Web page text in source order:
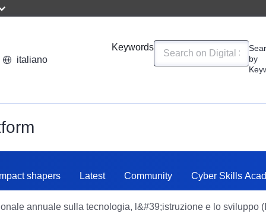
italiano
Keywords
by
shapers Latest Community Cyber Skills
annuale sulla tecnologia, l&#39;istruzione e lo sviluppo